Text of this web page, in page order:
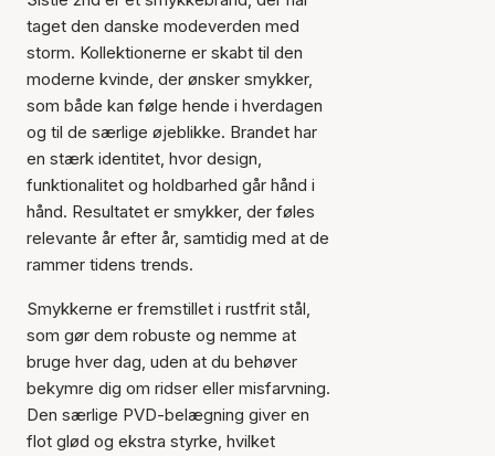
taget den danske modeverden med
storm. Kollektionerne er skabt til den
moderne kvinde, der ønsker smykker,
som både kan følge hende i hverdagen
og til de særlige øjeblikke. Brandet har
en stærk identitet, hvor design,
funktionalitet og holdbarhed går hånd i
hånd. Resultatet er smykker, der føles
relevante år efter år, samtidig med at de
rammer tidens trends.
Smykkerne er fremstillet i rustfrit stål,
som gør dem robuste og nemme at
bruge hver dag, uden at du behøver
bekymre dig om ridser eller misfarvning.
Den særlige PVD-belægning giver en
flot glød og ekstra styrke, hvilket